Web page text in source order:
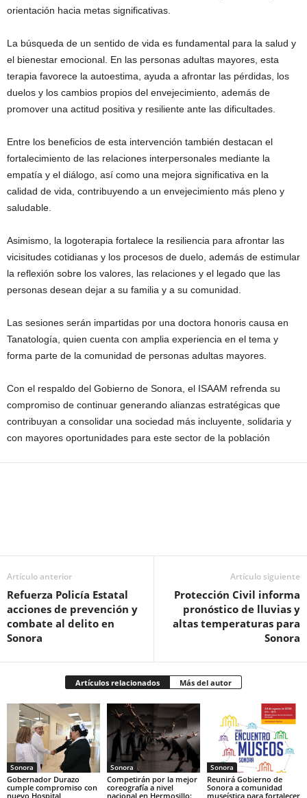
orientación hacia metas significativas.
La búsqueda de un sentido de vida es fundamental para la salud y
el bienestar emocional. En las personas adultas mayores, esta
terapia favorece la autoestima, ayuda a afrontar las pérdidas, los
duelos y los cambios propios del envejecimiento, además de
promover una actitud positiva y resiliente ante las dificultades.
Entre los beneficios de esta intervención también destacan el
fortalecimiento de las relaciones interpersonales mediante la
empatía y el diálogo, así como una mejora significativa en la
calidad de vida, contribuyendo a un envejecimiento más pleno y
saludable.
Asimismo, la logoterapia fortalece la resiliencia para afrontar las
vicisitudes cotidianas y los procesos de duelo, además de estimular
la reflexión sobre los valores, las relaciones y el legado que las
personas desean dejar a su familia y a su comunidad.
Las sesiones serán impartidas por una doctora honoris causa en
Tanatología, quien cuenta con amplia experiencia en el tema y
forma parte de la comunidad de personas adultas mayores.
Con el respaldo del Gobierno de Sonora, el ISAAM refrenda su
compromiso de continuar generando alianzas estratégicas que
contribuyan a consolidar una sociedad más incluyente, solidaria y
con mayores oportunidades para este sector de la población
Artículo anterior
Refuerza Policía Estatal
acciones de prevención y
combate al delito en
Sonora
Artículo siguiente
Protección Civil informa
pronóstico de lluvias y
altas temperaturas para
Sonora
Artículos relacionados Más del autor
Sonora
Gobernador Durazo
cumple compromiso con
nuevo Hospital
Sonora
Competirán por la mejor
coreografía a nivel
nacional en Hermosillo:
Sonora
Reunirá Gobierno de
Sonora a comunidad
museística para fortalecer